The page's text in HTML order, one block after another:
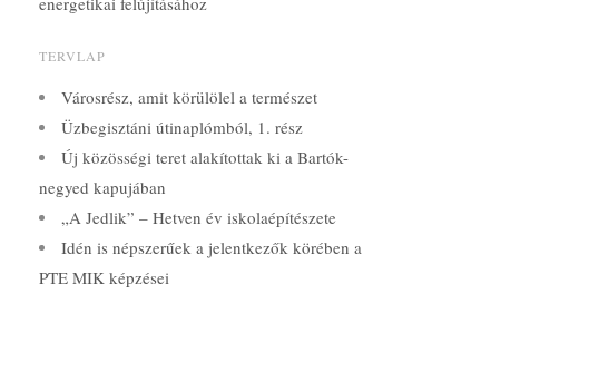
TERVLAP
Városrész, amit körülölel a természet
Üzbegisztáni útinaplómból, 1. rész
Új közösségi teret alakítottak ki a Bartók-
negyed kapujában
„A Jedlik” – Hetven év iskolaépítészete
Idén is népszerűek a jelentkezők körében a
PTE MIK képzései